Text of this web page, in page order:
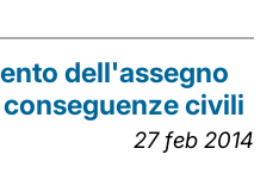
dell'assegno
civili
27 feb 2014